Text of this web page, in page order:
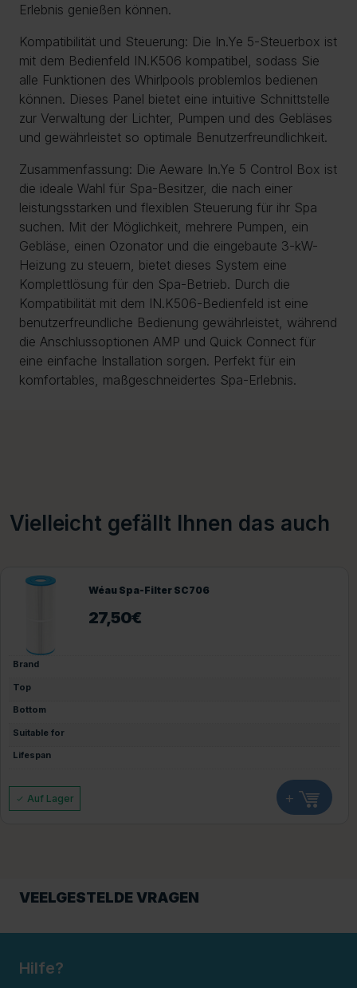
Erlebnis genießen können.
Kompatibilität und Steuerung: Die In.Ye 5-Steuerbox ist
mit dem Bedienfeld IN.K506 kompatibel, sodass Sie
alle Funktionen des Whirlpools problemlos bedienen
können. Dieses Panel bietet eine intuitive Schnittstelle
zur Verwaltung der Lichter, Pumpen und des Gebläses
und gewährleistet so optimale Benutzerfreundlichkeit.
Zusammenfassung: Die Aeware In.Ye 5 Control Box ist
die ideale Wahl für Spa-Besitzer, die nach einer
leistungsstarken und flexiblen Steuerung für ihr Spa
suchen. Mit der Möglichkeit, mehrere Pumpen, ein
Gebläse, einen Ozonator und die eingebaute 3-kW-
Heizung zu steuern, bietet dieses System eine
Komplettlösung für den Spa-Betrieb. Durch die
Kompatibilität mit dem IN.K506-Bedienfeld ist eine
benutzerfreundliche Bedienung gewährleistet, während
die Anschlussoptionen AMP und Quick Connect für
eine einfache Installation sorgen. Perfekt für ein
komfortables, maßgeschneidertes Spa-Erlebnis.
Vielleicht gefällt Ihnen das auch
Wéau Spa-Filter SC706
27,50€
Brand
Top
Bottom
Suitable for
Lifespan
Auf Lager +
VEELGESTELDE VRAGEN
Hilfe?